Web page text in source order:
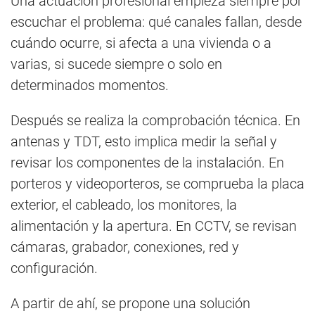
escuchar el problema: qué canales fallan, desde
cuándo ocurre, si afecta a una vivienda o a
varias, si sucede siempre o solo en
determinados momentos.
Después se realiza la comprobación técnica. En
antenas y TDT, esto implica medir la señal y
revisar los componentes de la instalación. En
porteros y videoporteros, se comprueba la placa
exterior, el cableado, los monitores, la
alimentación y la apertura. En CCTV, se revisan
cámaras, grabador, conexiones, red y
configuración.
A partir de ahí, se propone una solución